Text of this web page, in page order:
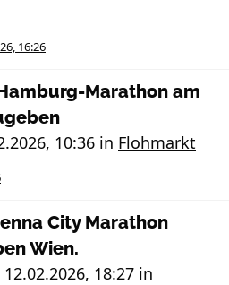
16:26
Marathon am
10:36 in Flohmarkt
City Marathon
Wien.
12.02.2026, 18:27 in